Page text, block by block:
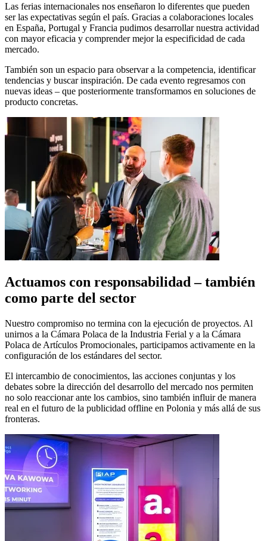
Las ferias internacionales nos enseñaron lo diferentes que pueden
ser las expectativas según el país. Gracias a colaboraciones locales
en España, Portugal y Francia pudimos desarrollar nuestra actividad
con mayor eficacia y comprender mejor la especificidad de cada
mercado.
También son un espacio para observar a la competencia, identificar
tendencias y buscar inspiración. De cada evento regresamos con
nuevas ideas – que posteriormente transformamos en soluciones de
producto concretas.
Actuamos con responsabilidad – también
como parte del sector
Nuestro compromiso no termina con la ejecución de proyectos. Al
unirnos a la Cámara Polaca de la Industria Ferial y a la Cámara
Polaca de Artículos Promocionales, participamos activamente en la
configuración de los estándares del sector.
El intercambio de conocimientos, las acciones conjuntas y los
debates sobre la dirección del desarrollo del mercado nos permiten
no solo reaccionar ante los cambios, sino también influir de manera
real en el futuro de la publicidad offline en Polonia y más allá de sus
fronteras.